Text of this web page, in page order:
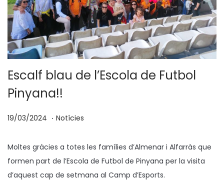
Escalf blau de l’Escola de Futbol
Pinyana!!
p
s
a
t
19/03/2024
/
0
3
. P
b
l
i
Notícies
Moltes gràcies a totes les famílies d’Almenar i Alfarràs que
formen part de l’Escola de Futbol de Pinyana per la visita
d’aquest cap de setmana al Camp d’Esports.